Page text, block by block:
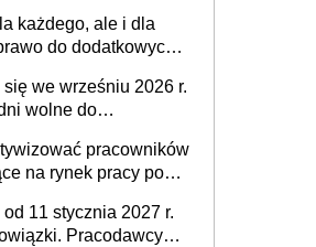
ale bariery po
każdego, ale i dla
do dodatkowych
we wrześniu 2026 r.
wolne do
pracowników
na rynek pracy po
Powstanie Fundusz
w Zatrudnianiu?
11 stycznia 2027 r.
Pracodawcy